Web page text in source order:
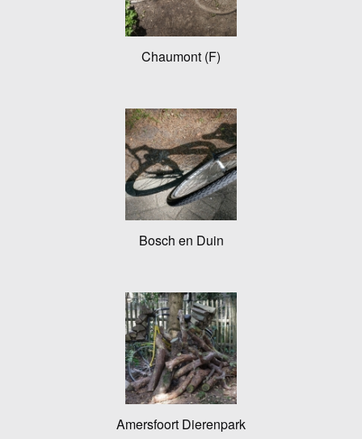
Chaumont (F)
Bosch en Duin
Amersfoort Dierenpark